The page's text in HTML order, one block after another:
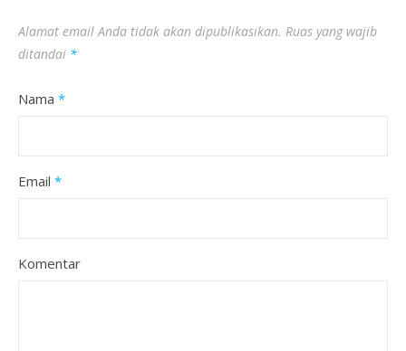
Alamat email Anda tidak akan dipublikasikan. Ruas yang wajib
ditandai *
Nama *
Email *
Komentar